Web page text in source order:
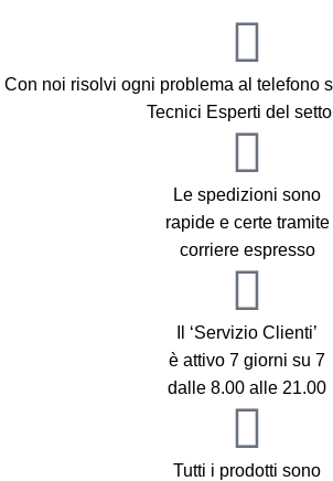
Punto da segnalare: un encomio al titolare!
connettore guasto di casa. Dopo ripetute
installatore, tutte snobbate, ho deciso di
scrive anche privatamente su WhatsApp
Con noi risolvi ogni problema al telefono
Tecnici Esperti del
Le spedizioni sono
rapide e certe tramite
corriere espresso
Il ‘Servizio Clienti’
è attivo 7 giorni su 7
dalle 8.00 alle 21.00
Tutti i prodotti sono